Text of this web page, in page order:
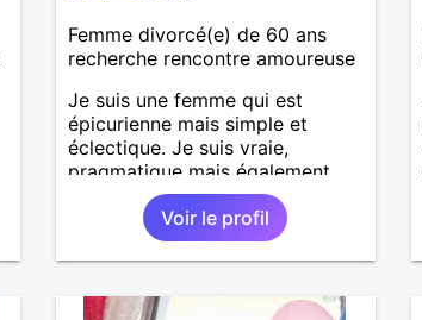
Femme divorcé(e) de 60 ans
recherche rencontre amoureuse
Je suis une femme qui est
épicurienne mais simple et
éclectique. Je suis vraie,
pragmatique mais également
passionnée, j'ai envie de vivre
des moments à deux.
Voir le profil